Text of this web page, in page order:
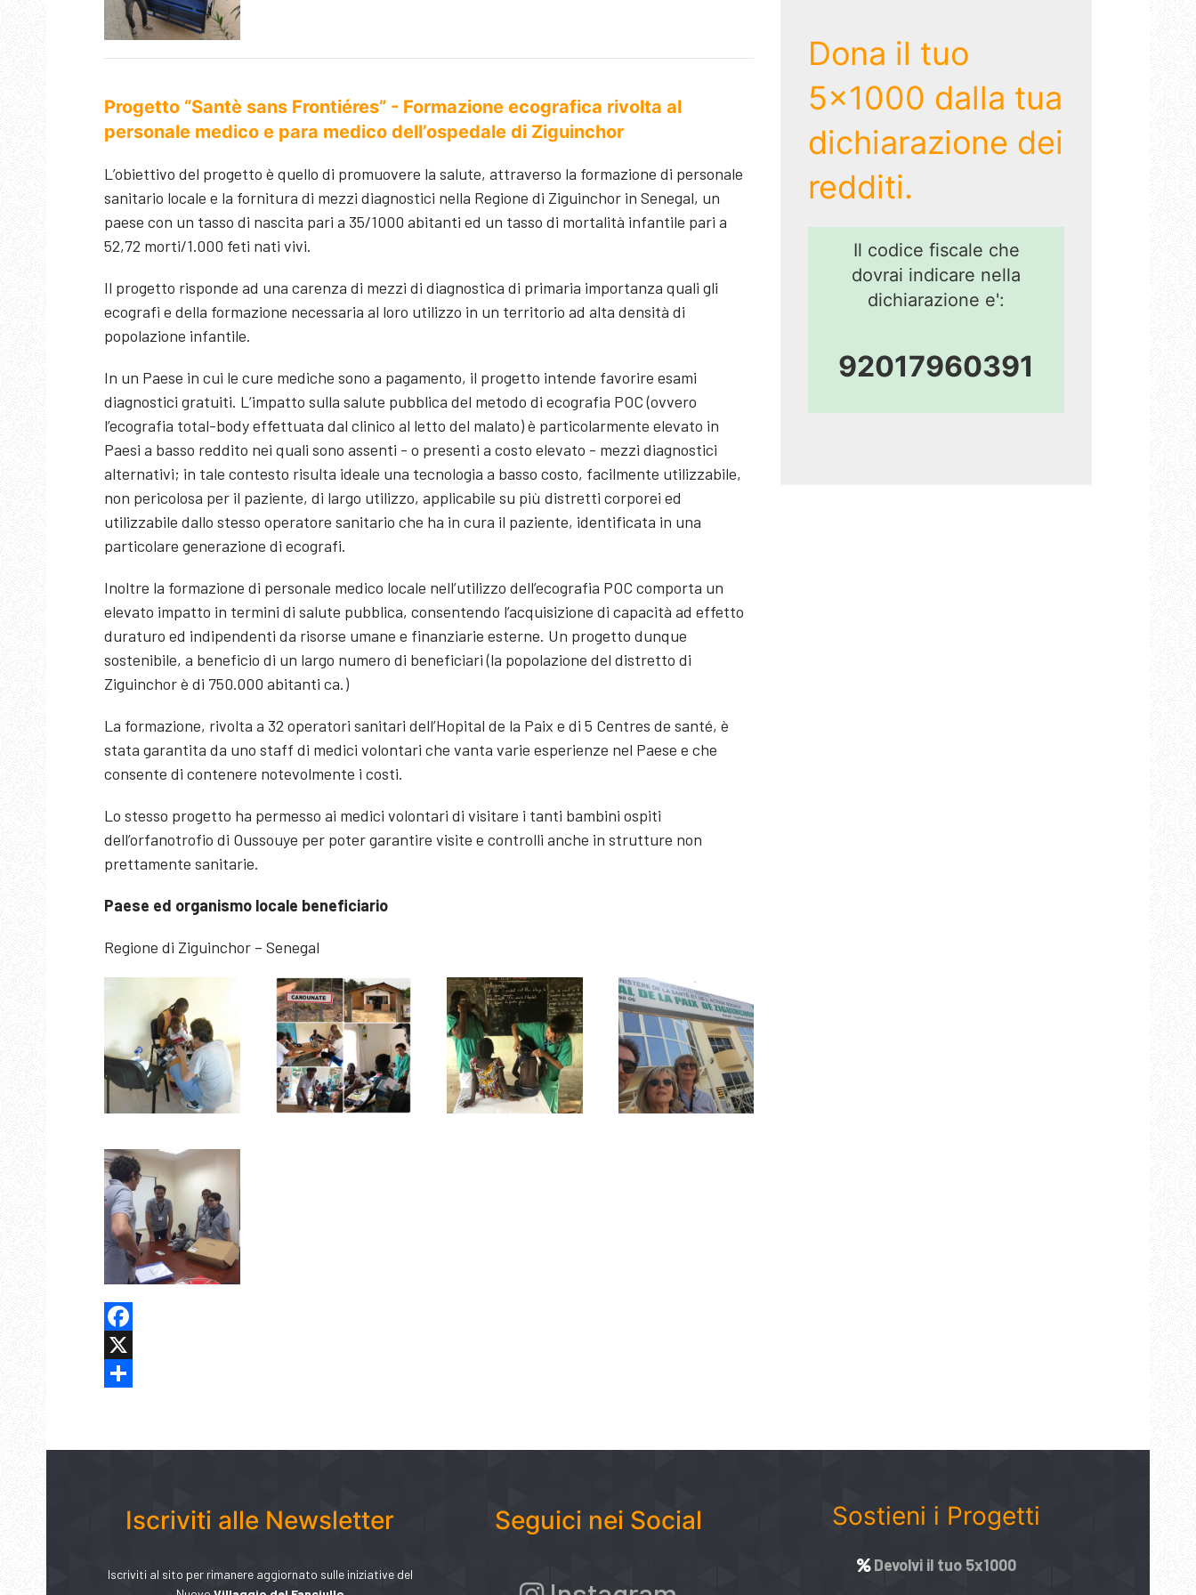
Progetto “Santè sans Frontiéres” - Formazione ecografica rivolta al
personale medico e para medico dell’ospedale di Ziguinchor
L’obiettivo del progetto è quello di promuovere la salute, attraverso la formazione di personale
sanitario locale e la fornitura di mezzi diagnostici nella Regione di Ziguinchor in Senegal, un
paese con un tasso di nascita pari a 35/1000 abitanti ed un tasso di mortalità infantile pari a
52,72 morti/1.000 feti nati vivi.
Il progetto risponde ad una carenza di mezzi di diagnostica di primaria importanza quali gli
ecografi e della formazione necessaria al loro utilizzo in un territorio ad alta densità di
popolazione infantile.
In un Paese in cui le cure mediche sono a pagamento, il progetto intende favorire esami
diagnostici gratuiti. L’impatto sulla salute pubblica del metodo di ecografia POC (ovvero
l’ecografia total-body effettuata dal clinico al letto del malato) è particolarmente elevato in
Paesi a basso reddito nei quali sono assenti - o presenti a costo elevato - mezzi diagnostici
alternativi; in tale contesto risulta ideale una tecnologia a basso costo, facilmente utilizzabile,
non pericolosa per il paziente, di largo utilizzo, applicabile su più distretti corporei ed
utilizzabile dallo stesso operatore sanitario che ha in cura il paziente, identificata in una
particolare generazione di ecografi.
Inoltre la formazione di personale medico locale nell’utilizzo dell’ecografia POC comporta un
elevato impatto in termini di salute pubblica, consentendo l’acquisizione di capacità ad effetto
duraturo ed indipendenti da risorse umane e finanziarie esterne. Un progetto dunque
sostenibile, a beneficio di un largo numero di beneficiari (la popolazione del distretto di
Ziguinchor è di 750.000 abitanti ca.)
La formazione, rivolta a 32 operatori sanitari dell’Hopital de la Paix e di 5 Centres de santé, è
stata garantita da uno staff di medici volontari che vanta varie esperienze nel Paese e che
consente di contenere notevolmente i costi.
Lo stesso progetto ha permesso ai medici volontari di visitare i tanti bambini ospiti
dell’orfanotrofio di Oussouye per poter garantire visite e controlli anche in strutture non
prettamente sanitarie.
Paese ed organismo locale beneficiario
Regione di Ziguinchor – Senegal
Facebook
X
Dona il tuo
5x1000 dalla tua
dichiarazione dei
redditi.
Il codice fiscale che
dovrai indicare nella
dichiarazione e':
92017960391
Iscriviti alle Newsletter
Iscriviti al sito per rimanere aggiornato sulle iniziative del
Seguici nei Social Sostieni i Progetti
Devolvi il tuo 5x1000